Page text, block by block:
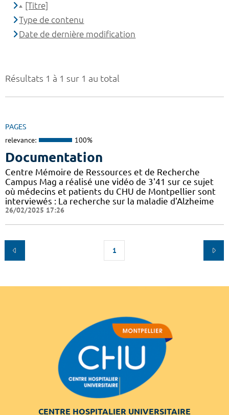
Résultats 1 à 1 sur 1 au total
PAGES
relevance: 100%
Documentation
Centre Mémoire de Ressources et de Recherche
Campus Mag a réalisé une vidéo de 3'41 sur ce sujet
où médecins et patients du CHU de Montpellier sont
interviewés : La recherche sur la maladie d'Alzheime
26/02/2025 17:26
1
[Titre]
Type de contenu
Date de dernière modification
CENTRE HOSPITALIER UNIVERSITAIRE